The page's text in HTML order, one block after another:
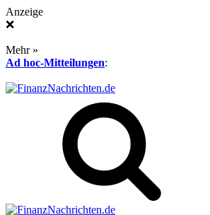
Anzeige
❌
Mehr »
Ad hoc-Mitteilungen: